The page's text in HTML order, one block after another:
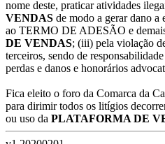
nome deste, praticar atividades
VENDAS de modo a gerar dano a
ao TERMO DE ADESÃO e
DE VENDAS; (iii) pela violação
terceiros, sendo de
perdas e danos e honorários
Fica eleito o foro da Comarca da
para dirimir todos os litígios
ou uso da PLATAFORMA DE